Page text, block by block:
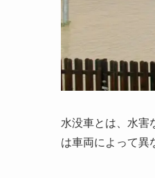
水没車とは、水害
は車両によって異